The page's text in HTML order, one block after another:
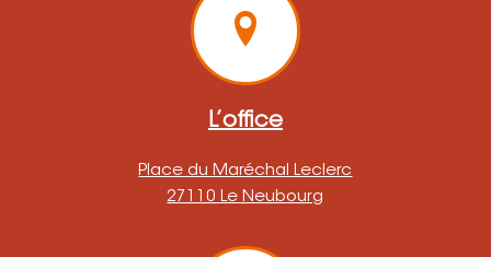
L’office
Place du Maréchal Leclerc
27110 Le Neubourg